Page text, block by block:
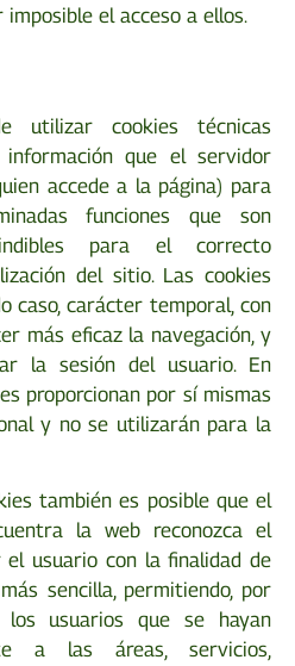
el acceso a ellos.
utilizar cookies técnicas
información que el servidor
accede a la página) para
funciones que son
para el correcto
del sitio. Las cookies
caso, carácter temporal, con
más eficaz la navegación, y
la sesión del usuario. En
proporcionan por sí mismas
y no se utilizarán para la
también es posible que el
la web reconozca el
usuario con la finalidad de
sencilla, permitiendo, por
los usuarios que se hayan
a las áreas, servicios,